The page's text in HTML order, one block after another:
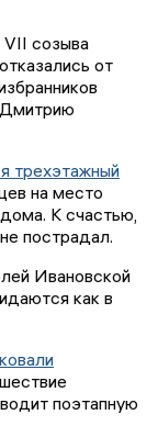
созыва
от
трехэтажный
на место
К счастью,
пострадал.
Ивановской
как в
поэтапную